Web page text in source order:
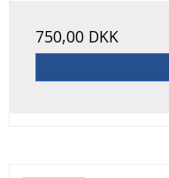
750,00 DKK